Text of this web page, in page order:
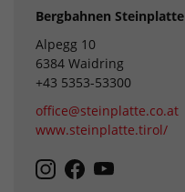
Bergbahnen Steinplatte
Alpegg 10
6384 Waidring
+43 5353-53300
office@steinplatte.co.at
www.steinplatte.tirol/